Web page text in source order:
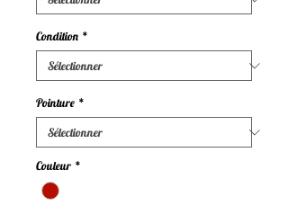
Condition *
Pointure *
Couleur *